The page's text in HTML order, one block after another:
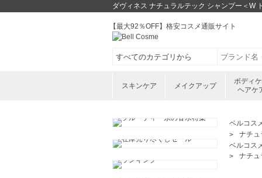
ダヴィネス ナチュラルテック シャンプー＜W
【最大92％OFF】格安コスメ通販サイト
スキンケア メイクアップ
ボディ
ヘアケ
ベルコス
ナチュ
ベルコス
ナチュ